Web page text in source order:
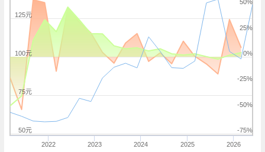
2022 2023 2024 2025 2026
-75%
-50%
-25%
0%
25%
50%
50元
75元
100元
125元